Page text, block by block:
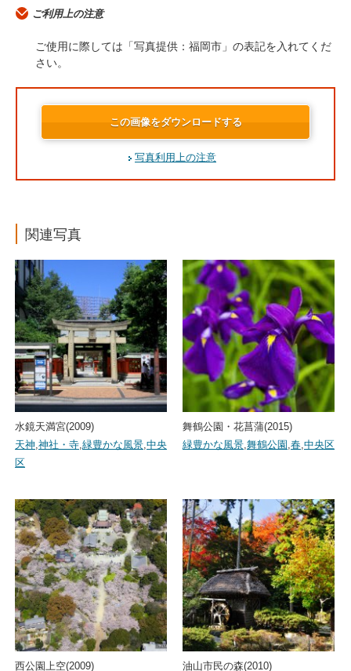
ご利用上の注意
ご使用に際しては「写真提供：福岡市」の表記を入れてくだ
さい。
この画像をダウンロードする
写真利用上の注意
関連写真
水鏡天満宮(2009)
天神,神社・寺,緑豊かな風景,中央
区
舞鶴公園・花菖蒲(2015)
緑豊かな風景,舞鶴公園 ,春,中央区
西公園上空(2009) 油山市民の森(2010)